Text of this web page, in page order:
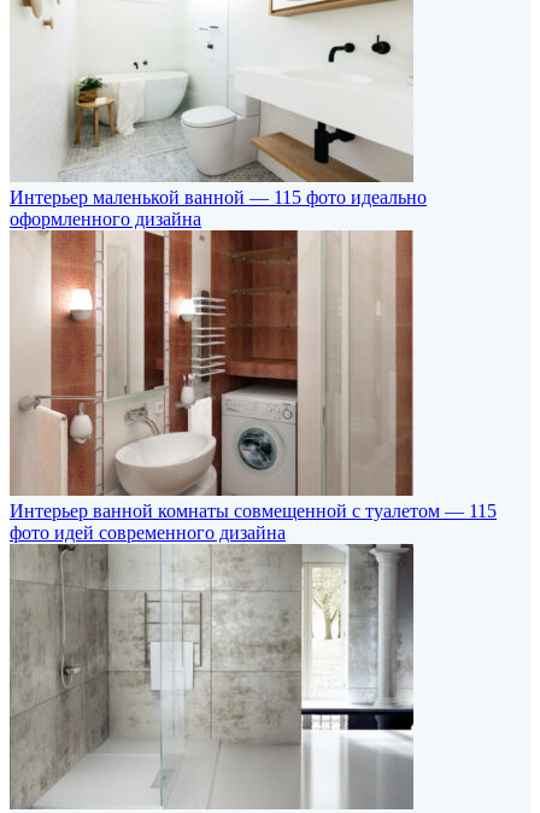
Интерьер маленькой ванной — 115 фото идеально
оформленного дизайна
Интерьер ванной комнаты совмещенной с туалетом — 115
фото идей современного дизайна